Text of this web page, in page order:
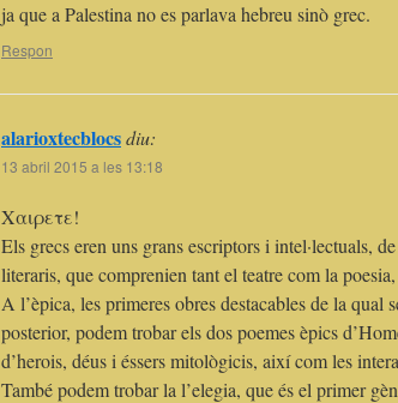
ja que a Palestina no es parlava hebreu sinò grec.
Respon
alarioxtecblocsdiu:
13 abril 2015 a les 13:18
Χαιρετε!
Els grecs eren uns grans escriptors i intel·lectuals,
literaris, que comprenien tant el teatre com la
A l’èpica, les primeres obres destacables de la qual
posterior, podem trobar els dos poemes èpics
d’herois, déus i éssers mitològicis, així com les
També podem trobar la l’elegia, que és el primer